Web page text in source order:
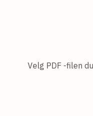
Velg PDF -filen